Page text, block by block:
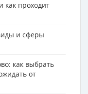
как проходит
и сферы
как выбрать
от